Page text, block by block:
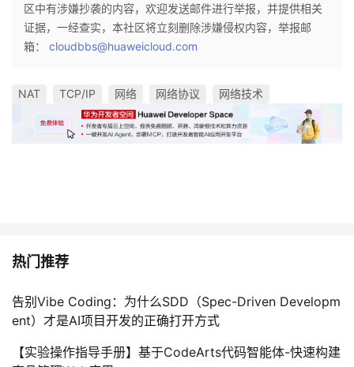
区中有涉嫌抄袭的内容，欢迎发送邮件进行举报，并提供相关
证据，一经查实，本社区将立刻删除涉嫌侵权内容，举报邮
箱： cloudbbs@huaweicloud.com
NAT TCP/IP 网络 网络协议 网络技术
热门推荐
告别Vibe Coding：为什么SDD（Spec-Driven Developm
ent）才是AI项目开发的正确打开方式
【实验操作指导手册】基于CodeArts代码智能体-快速构建